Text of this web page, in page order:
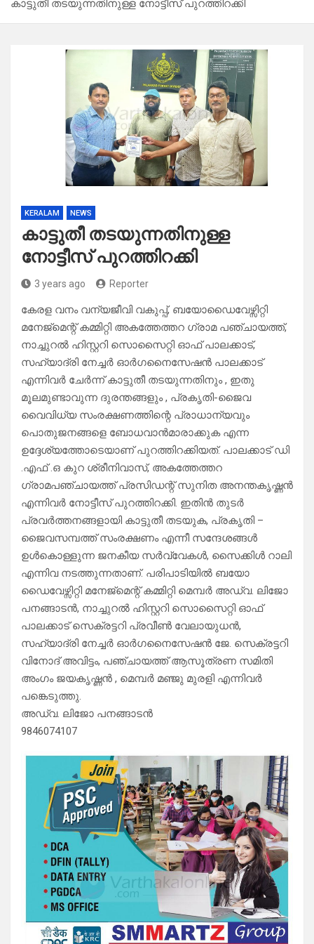
കാട്ടുതീ തടയുന്നതിനുള്ള നോട്ടീസ് പുറത്തിറക്കി
KERALAM NEWS
കാട്ടുതീ തടയുന്നതിനുള്ള
നോട്ടീസ് പുറത്തിറക്കി
3 years ago Reporter
കേരള വനം വന്യജീവി വകുപ്പ്, ബയോഡൈവേഴ്സിറ്റി
മനേജ്മെന്റ് കമ്മിറ്റി അകത്തേത്തറ ഗ്രാമ പഞ്ചായത്ത്,
നാച്ചുറൽ ഹിസ്റ്ററി സൊസൈറ്റി ഓഫ് പാലക്കാട്,
സഹ്യാദ്രി നേച്ചർ ഓർഗനൈസേഷൻ പാലക്കാട്
എന്നിവർ ചേർന്ന് കാട്ടുതീ തടയുന്നതിനും , ഇതു
മൂലമുണ്ടാവുന്ന ദുരന്തങ്ങളും , പ്രകൃതി-ജൈവ
വൈവിധ്യ സംരക്ഷണത്തിന്റെ പ്രാധാന്യവും
പൊതുജനങ്ങളെ ബോധവാൻമാരാക്കുക എന്ന
ഉദ്ദേശ്യത്തോടെയാണ് പുറത്തിറക്കിയത്. പാലക്കാട് ഡി
.എഫ് .ഒ കുറ ശ്രീനിവാസ്, അകത്തേത്തറ
ഗ്രാമപഞ്ചായത്ത് പ്രസിഡന്റ് സുനിത അനന്തകൃഷ്ണൻ
എന്നിവർ നോട്ടീസ് പുറത്തിറക്കി. ഇതിൻ തുടർ
പ്രവർത്തനങ്ങളായി കാട്ടുതീ തടയുക, പ്രകൃതി –
ജൈവസമ്പത്ത് സംരക്ഷണം എന്നീ സന്ദേശങ്ങൾ
ഉൾകൊള്ളുന്ന ജനകീയ സർവ്വേകൾ, സൈക്കിൾ റാലി
എന്നിവ നടത്തുന്നതാണ്. പരിപാടിയിൽ ബയോ
ഡൈവേഴ്സിറ്റി മനേജ്മെന്റ് കമ്മിറ്റി മെമ്പർ അഡ്വ. ലിജോ
പനങ്ങാടൻ, നാച്ചുറൽ ഹിസ്റ്ററി സൊസൈറ്റി ഓഫ്
പാലക്കാട് സെക്രട്ടറി പ്രവീൺ വേലായുധൻ,
സഹ്യാദ്രി നേച്ചർ ഓർഗനൈസേഷൻ ജേ. സെക്രട്ടറി
വിനോദ് അവിട്ടം, പഞ്ചായത്ത് ആസൂത്രണ സമിതി
അംഗം ജയകൃഷ്ണൻ , മെമ്പർ മഞ്ജു മുരളി എന്നിവർ
പങ്കെടുത്തു.
അഡ്വ. ലിജോ പനങ്ങാടൻ
9846074107